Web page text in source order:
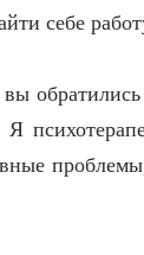
себе
обратились